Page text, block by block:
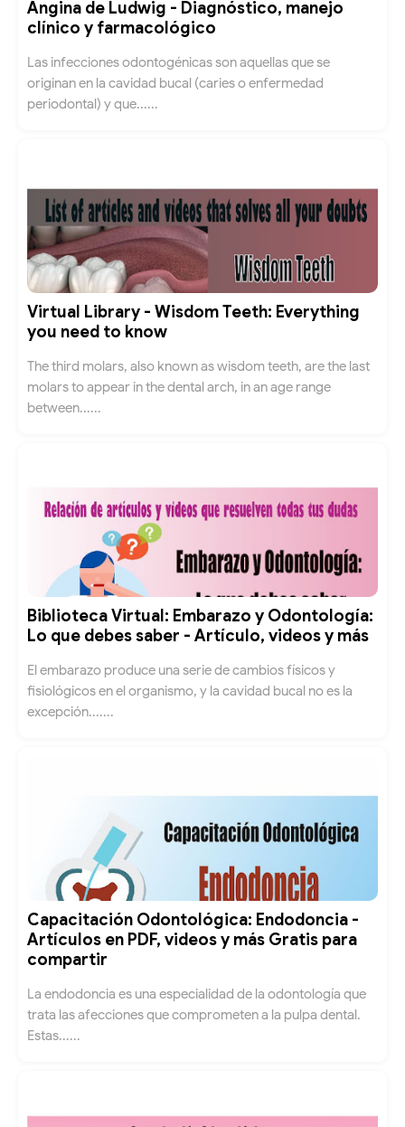
Angina de Ludwig - Diagnóstico, manejo
clínico y farmacológico
Las infecciones odontogénicas son aquellas que se
originan en la cavidad bucal (caries o enfermedad
periodontal) y que......
Virtual Library - Wisdom Teeth: Everything
you need to know
The third molars, also known as wisdom teeth, are the last
molars to appear in the dental arch, in an age range
between......
Biblioteca Virtual: Embarazo y Odontología:
Lo que debes saber - Artículo, videos y más
El embarazo produce una serie de cambios físicos y
fisiológicos en el organismo, y la cavidad bucal no es la
excepción.......
Capacitación Odontológica: Endodoncia -
Artículos en PDF, videos y más Gratis para
compartir
La endodoncia es una especialidad de la odontología que
trata las afecciones que comprometen a la pulpa dental.
Estas......